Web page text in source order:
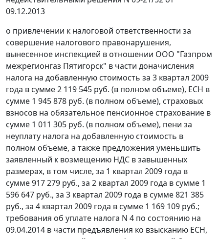
09.12.2013
о привлечении к налоговой ответственности за
совершение налогового правонарушения,
вынесенное инспекцией в отношении ООО "Газпром
межрегионгаз Пятигорск" в части доначисления
налога на добавленную стоимость за 3 квартал 2009
года в сумме 2 119 545 руб. (в полном объеме), ЕСН в
сумме 1 945 878 руб. (в полном объеме), страховых
взносов на обязательное пенсионное страхование в
сумме 1 011 305 руб. (в полном объеме), пени за
неуплату налога на добавленную стоимость в
полном объеме, а также предложения уменьшить
заявленный к возмещению НДС в завышенных
размерах, в том числе, за 1 квартал 2009 года в
сумме 917 279 руб., за 2 квартал 2009 года в сумме 1
596 647 руб., за 3 квартал 2009 года в сумме 821 385
руб., за 4 квартал 2009 года в сумме 1 169 109 руб.;
требования об уплате налога N 4 по состоянию на
09.04.2014 в части предъявления ко взысканию ЕСН,